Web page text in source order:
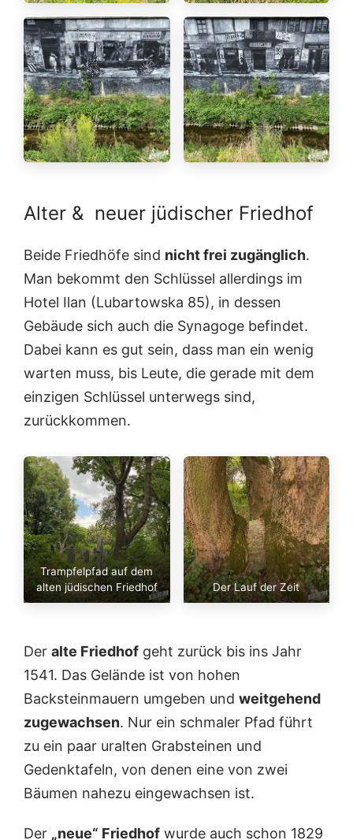
Alter & neuer jüdischer Friedhof
Beide Friedhöfe sind nicht frei zugänglich.
Man bekommt den Schlüssel allerdings im
Hotel Ilan (Lubartowska 85), in dessen
Gebäude sich auch die Synagoge befindet.
Dabei kann es gut sein, dass man ein wenig
warten muss, bis Leute, die gerade mit dem
einzigen Schlüssel unterwegs sind,
zurückkommen.
Trampfelpfad auf dem
alten jüdischen Friedhof
Der Lauf der Zeit
Der alte Friedhof geht zurück bis ins Jahr
1541. Das Gelände ist von hohen
Backsteinmauern umgeben und weitgehend
zugewachsen. Nur ein schmaler Pfad führt
zu ein paar uralten Grabsteinen und
Gedenktafeln, von denen eine von zwei
Bäumen nahezu eingewachsen ist.
Der „neue“ Friedhof wurde auch schon 1829